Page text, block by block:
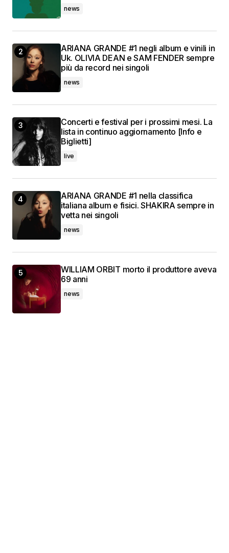
news
ARIANA GRANDE #1 negli album e vinili in
Uk. OLIVIA DEAN e SAM FENDER sempre
più da record nei singoli
news
Concerti e festival per i prossimi mesi. La
lista in continuo aggiornamento [Info e
Biglietti]
live
ARIANA GRANDE #1 nella classifica
italiana album e fisici. SHAKIRA sempre in
vetta nei singoli
news
WILLIAM ORBIT morto il produttore aveva
69 anni
news